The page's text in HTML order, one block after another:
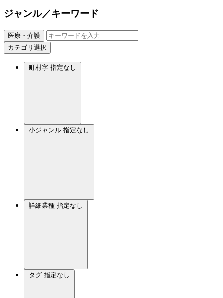
ジャンル／キーワード
医療・介護
カテゴリ選択
町村字 指定なし
小ジャンル 指定なし
詳細業種 指定なし
タグ 指定なし